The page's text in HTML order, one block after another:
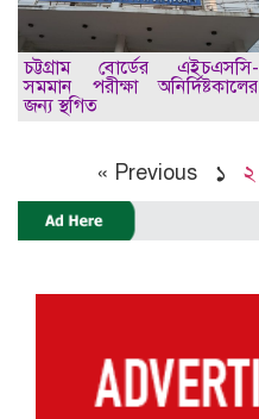
চট্টগ্রাম বোর্ডের এইচএসসি-
সমমান পরীক্ষা অনির্দিষ্টকালের
জন্য স্থগিত
« Previous ১ ২